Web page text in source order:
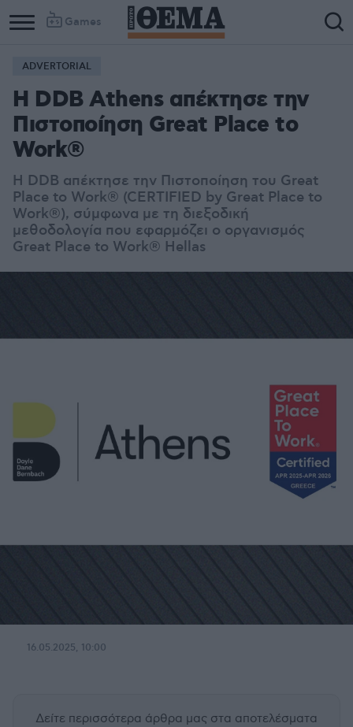
Games
ADVERTORIAL
Η DDB Athens απέκτησε την
Πιστοποίηση Great Place to
Work®
Η DDB απέκτησε την Πιστοποίηση του Great
Place to Work® (CERTIFIED by Great Place to
Work®), σύμφωνα με τη διεξοδική
μεθοδολογία που εφαρμόζει ο οργανισμός
Great Place to Work® Hellas
16.05.2025, 10:00
Δείτε περισσότερα άρθρα μας στα αποτελέσματα